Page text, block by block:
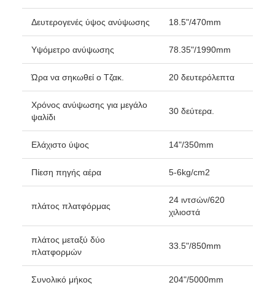
Δευτερογενές ύψος ανύψωσης 18.5"/470mm
Υψόμετρο ανύψωσης 78.35"/1990mm
Ώρα να σηκωθεί ο Τζακ. 20 δευτερόλεπτα
Χρόνος ανύψωσης για μεγάλο
ψαλίδι
30 δεύτερα.
Ελάχιστο ύψος 14"/350mm
Πίεση πηγής αέρα 5-6kg/cm2
πλάτος πλατφόρμας
24 ιντσών/620
χιλιοστά
πλάτος μεταξύ δύο
πλατφορμών
33.5"/850mm
Συνολικό μήκος 204"/5000mm